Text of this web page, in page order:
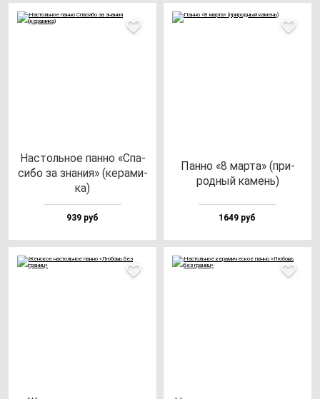
Нас­толь­ное пан­но «Спа­
си­бо за зна­ния» (ке­ра­ми­
ка)
939 руб
Пан­но «8 мар­та» (при­
род­ный ка­мень)
1649 руб